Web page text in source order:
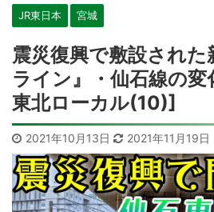
JR東日本 宮城
震災復興で敷設された
ライン』・仙石線の
東北ローカル(10)]
2021年10月13日 2021年11月19日